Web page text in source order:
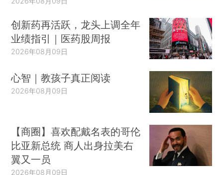
创新药再活跃，龙头上调全年
业绩指引｜医药股周报
2026年08月09日
心智｜教孩子真正阅读
2026年08月09日
【商圈】喜欢配戴名表的哥伦
比亚新总统 商人出身拉美右
翼又一员
2026年08月09日